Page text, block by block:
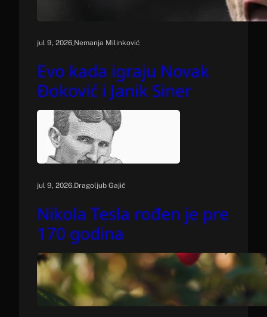
jul 9, 2026.Nemanja Milinković
Evo kada igraju Novak
Đoković i Janik Siner
jul 9, 2026.Dragoljub Gajić
Nikola Tesla rođen je pre
170 godina